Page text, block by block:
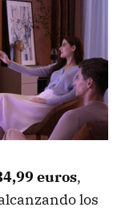
euros,
los